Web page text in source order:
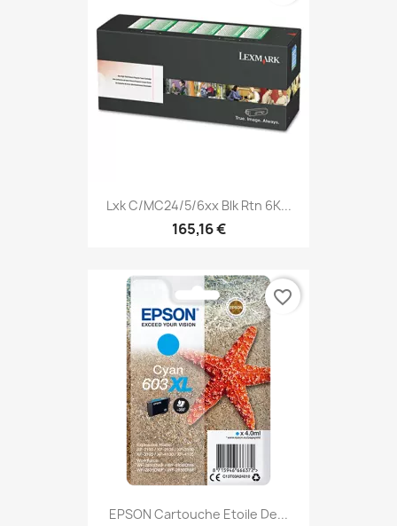
Lxk C/MC24/5/6xx Blk Rtn 6K...
165,16 €
EPSON Cartouche Etoile De...
favorite_border